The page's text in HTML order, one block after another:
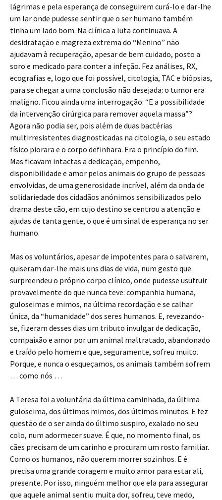
lágrimas e pela esperança de conseguirem curá-lo e dar-lhe
um lar onde pudesse sentir que o ser humano também
tinha um lado bom. Na clínica a luta continuava. A
desidratação e magreza extrema do “Menino” não
ajudavam à recuperação, apesar de bem cuidado, posto a
soro e medicado para conter a infeção. Fez análises, RX,
ecografias e, logo que foi possível, citologia, TAC e biópsias,
para se chegar a uma conclusão não desejada: o tumor era
maligno. Ficou ainda uma interrogação: “E a possibilidade
da intervenção cirúrgica para remover aquela massa”?
Agora não podia ser, pois além de duas bactérias
multirresistentes diagnosticadas na citologia, o seu estado
físico piorara e o corpo definhara. Era o princípio do fim.
Mas ficavam intactas a dedicação, empenho,
disponibilidade e amor pelos animais do grupo de pessoas
envolvidas, de uma generosidade incrível, além da onda de
solidariedade dos cidadãos anónimos sensibilizados pelo
drama deste cão, em cujo destino se centrou a atenção e
ajudas de tanta gente, o que é um sinal de esperança no ser
humano.
Mas os voluntários, apesar de impotentes para o salvarem,
quiseram dar-lhe mais uns dias de vida, num gesto que
surpreendeu o próprio corpo clínico, onde pudesse usufruir
provavelmente do que nunca teve: companhia humana,
guloseimas e mimos, na última recordação e se calhar
única, da “humanidade” dos seres humanos. E, revezando-
se, fizeram desses dias um tributo invulgar de dedicação,
compaixão e amor por um animal maltratado, abandonado
e traído pelo homem e que, seguramente, sofreu muito.
Porque, e nunca o esqueçamos, os animais também sofrem
… como nós …
A Teresa foi a voluntária da última caminhada, da última
guloseima, dos últimos mimos, dos últimos minutos. E fez
questão de o ser ainda do último suspiro, exalado no seu
colo, num adormecer suave. É que, no momento final, os
cães precisam de um carinho e procuram um rosto familiar.
Como os humanos, não querem morrer sozinhos. E é
precisa uma grande coragem e muito amor para estar ali,
presente. Por isso, ninguém melhor que ela para assegurar
que aquele animal sentiu muita dor, sofreu, teve medo,